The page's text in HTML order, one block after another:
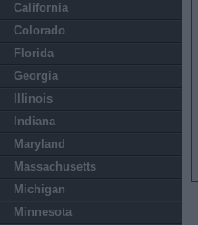
California
Colorado
Florida
Georgia
Illinois
Indiana
Maryland
Massachusetts
Michigan
Minnesota